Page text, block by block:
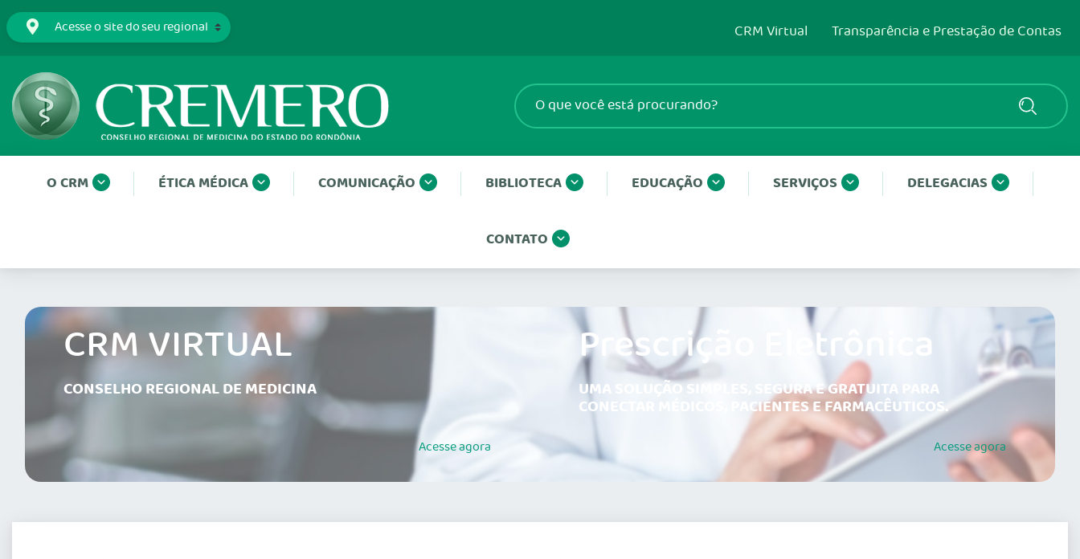
CRM Virtual Transparência e Prestação de Contas
O CRM ÉTICA MÉDICA COMUNICAÇÃO BIBLIOTECA EDUCAÇÃO SERVIÇOS DELEGACIAS
CONTATO
CRM VIRTUAL
CONSELHO REGIONAL DE MEDICINA
Acesseagora
Prescrição Eletrônica
UMA SOLUÇÃO SIMPLES, SEGURA E GRATUITA PARA
CONECTAR MÉDICOS, PACIENTES E FARMACÊUTICOS.
Acesseagora